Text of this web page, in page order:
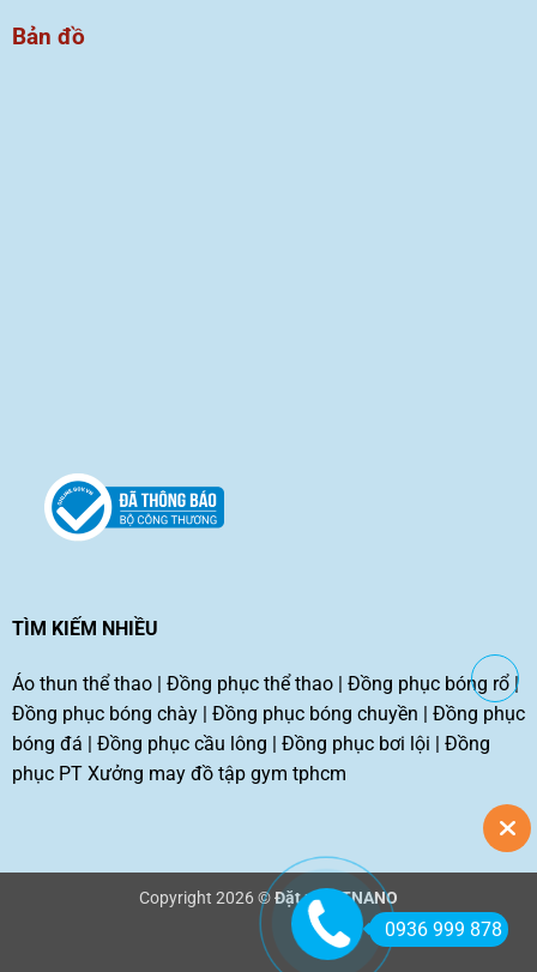
Bản đồ
TÌM KIẾM NHIỀU
Áo thun thể thao| Đồng phục thể thao| Đồng phục bóng rổ|
Đồng phục bóng chày| Đồng phục bóng chuyền | Đồng phục
bóng đá | Đồng phục cầu lông | Đồng phục bơi lội | Đồng
phục PT Xưởng may đồ tập gym tphcm
Copyright 2026 ©Đặt may TNANO
0936 999 878